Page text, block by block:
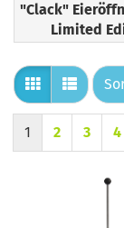
"Clack"
Limited
1 2 3 4